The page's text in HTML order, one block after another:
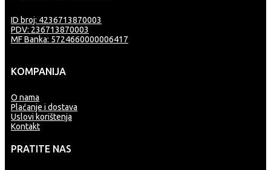
ID broj: 4236713870003
PDV: 236713870003
MF Banka: 5724660000006417
KOMPANIJA
O nama
Plaćanje i dostava
Uslovi korištenja
Kontakt
PRATITE NAS